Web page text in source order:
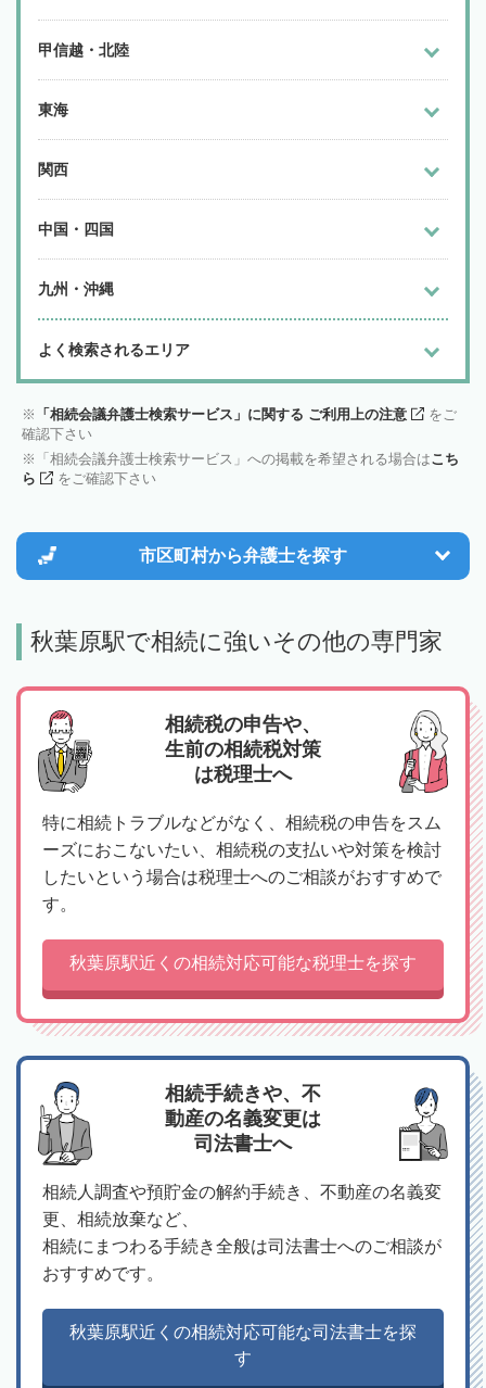
甲信越・北陸
東海
関西
中国・四国
九州・沖縄
よく検索されるエリア
「相続会議弁護士検索サービス」に関する ご利用上の注意
をご
確認下さい
「相続会議弁護士検索サービス」への掲載を希望される場合はこち
ら
をご確認下さい
市区町村から弁護士を探す
秋葉原駅で相続に強いその他の専門家
相続税の申告や、
生前の相続税対策
は税理士へ
特に相続トラブルなどがなく、相続税の申告をスム
ーズにおこないたい、相続税の支払いや対策を検討
したいという場合は税理士へのご相談がおすすめで
す。
秋葉原駅近くの相続対応可能な税理士を探す
相続手続きや、不
動産の名義変更は
司法書士へ
相続人調査や預貯金の解約手続き、不動産の名義変
更、相続放棄など、
相続にまつわる手続き全般は司法書士へのご相談が
おすすめです。
秋葉原駅近くの相続対応可能な司法書士を探
す